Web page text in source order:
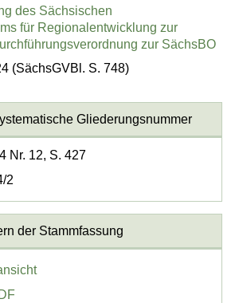
des Sächsischen
für Regionalentwicklung zur
zur SächsBO
(SächsGVBl. S. 748)
Gliederungsnummer
Nr. 12, S. 427
2
der Stammfassung